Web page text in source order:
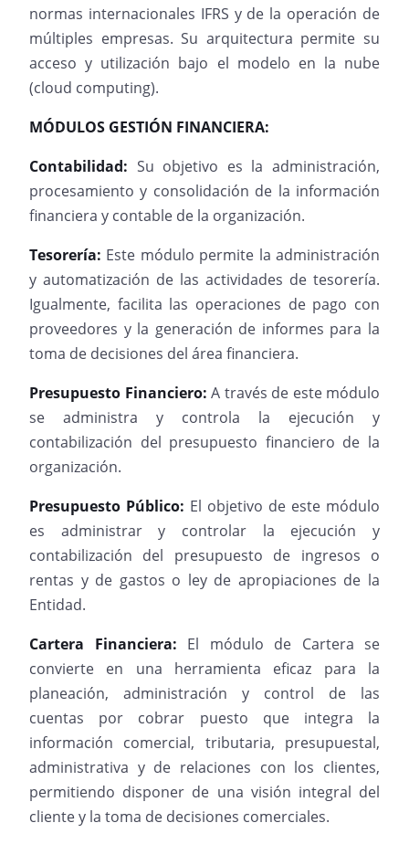
normas internacionales IFRS y de la operación de
múltiples empresas. Su arquitectura permite su
acceso y utilización bajo el modelo en la nube
(cloud computing).
MÓDULOS GESTIÓN FINANCIERA:
Contabilidad: Su objetivo es la administración,
procesamiento y consolidación de la información
financiera y contable de la organización.
Tesorería: Este módulo permite la administración
y automatización de las actividades de tesorería.
Igualmente, facilita las operaciones de pago con
proveedores y la generación de informes para la
toma de decisiones del área financiera.
Presupuesto Financiero: A través de este módulo
se administra y controla la ejecución y
contabilización del presupuesto financiero de la
organización.
Presupuesto Público: El objetivo de este módulo
es administrar y controlar la ejecución y
contabilización del presupuesto de ingresos o
rentas y de gastos o ley de apropiaciones de la
Entidad.
Cartera Financiera: El módulo de Cartera se
convierte en una herramienta eficaz para la
planeación, administración y control de las
cuentas por cobrar puesto que integra la
información comercial, tributaria, presupuestal,
administrativa y de relaciones con los clientes,
permitiendo disponer de una visión integral del
cliente y la toma de decisiones comerciales.